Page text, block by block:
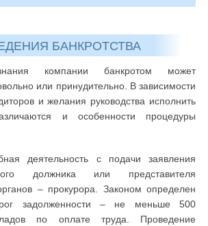
БАНКРОТСТВА
компании банкротом может
или принудительно. В зависимости
и желания руководства исполнить
и особенности процедуры
деятельность с подачи заявления
должника или представителя
– прокурора. Законом определен
задолженности – не меньше 500
по оплате труда. Проведение